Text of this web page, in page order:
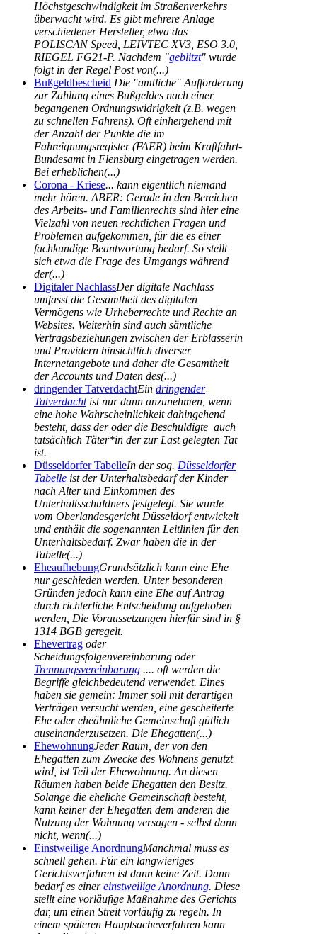
Höchstgeschwindigkeit im Straßenverkehrs
überwacht wird. Es gibt mehrere Anlage
verschiedener Hersteller, etwa das
POLISCAN Speed, LEIVTEC XV3, ESO 3.0,
RIEGEL FG21-P. Nachdem "geblitzt" wurde
folgt in der Regel Post von(...)
Bußgeldbescheid Die "amtliche" Aufforderung
zur Zahlung eines Bußgeldes nach einer
begangenen Ordnungswidrigkeit (z.B. wegen
zu schnellen Fahrens). Oft einhergehend mit
der Anzahl der Punkte die im
Fahreignungsregister (FAER) beim Kraftfahrt-
Bundesamt in Flensburg eingetragen werden.
Bei erheblichen(...)
Corona - Kriese... kann eigentlich niemand
mehr hören. ABER: Gerade in den Bereichen
des Arbeits- und Familienrechts sind hier eine
Vielzahl von neuen rechtlichen Fragen und
Problemen aufgekommen, für die es einer
fachkundige Beantwortung bedarf. So stellt
sich etwa die Frage des Umgangs während
der(...)
Digitaler NachlassDer digitale Nachlass
umfasst die Gesamtheit des digitalen
Vermögens wie Urheberrechte und Rechte an
Websites. Weiterhin sind auch sämtliche
Vertragsbeziehungen zwischen der Erblasserin
und Providern hinsichtlich diverser
Internetangebote und daher die Gesamtheit
der Accounts und Daten des(...)
dringender TatverdachtEin dringender
Tatverdachtist nur dann anzunehmen, wenn
eine hohe Wahrscheinlichkeit dahingehend
besteht, dass der oder die Beschuldigte auch
tatsächlich Täter*in der zur Last gelegten Tat
ist.
Düsseldorfer TabelleIn der sog. Düsseldorfer
Tabelle ist der Unterhaltsbedarf der Kinder
nach Alter und Einkommen des
Unterhaltsschuldners festgelegt. Sie wurde
vom Oberlandesgericht Düsseldorf entwickelt
und enthält die sogenannten Leitlinien für den
Unterhaltsbedarf. Zwar haben die in der
Tabelle(...)
EheaufhebungGrundsätzlich kann eine Ehe
nur geschieden werden. Unter besonderen
Gründen jedoch kann eine Ehe auf Antrag
durch richterliche Entscheidung aufgehoben
werden, Die Voraussetzungen hierfür sind in §
1314 BGB geregelt.
Ehevertrag oder
Scheidungsfolgenvereinbarung oder
Trennungsvereinbarung .... oft werden die
Begriffe gleichbedeutend verwendet. Eines
haben sie gemein: Immer soll mit derartigen
Verträgen versucht werden, eine gescheiterte
Ehe oder eheähnliche Gemeinschaft gütlich
auseinanderzusetzen. Die Ehegatten(...)
EhewohnungJeder Raum, der von den
Ehegatten zum Zwecke des Wohnens genutzt
wird, ist Teil der Ehewohnung. An diesen
Räumen haben beide Ehegatten den Besitz.
Solange die eheliche Gemeinschaft besteht,
kann keiner der Ehegatten dem anderen die
Nutzung der Wohnung versagen - selbst dann
nicht, wenn(...)
Einstweilige AnordnungManchmal muss es
schnell gehen. Für ein langwieriges
Gerichtsverfahren ist dann keine Zeit. Dann
bedarf es einereinstweilige Anordnung. Diese
stellt eine vorläufige Maßnahme des Gerichts
dar, um einen Streit vorläufig zu regeln. In
einem späteren Hauptsacheverfahren kann